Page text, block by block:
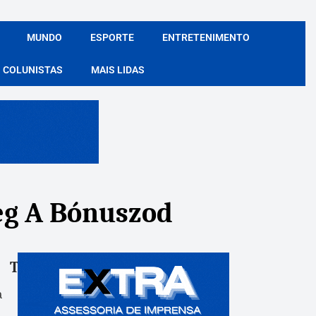
MUNDO ESPORTE ENTRETENIMENTO
COLUNISTAS MAIS LIDAS
A Bónuszod
Tags:Compartile: